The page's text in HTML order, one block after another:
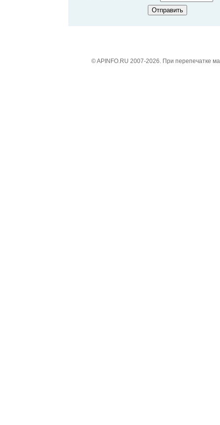
© APINFO.RU 2007-2026. При перепечатке